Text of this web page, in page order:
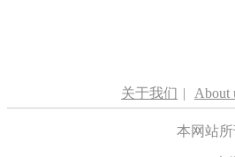
关于我们 | About
本网站